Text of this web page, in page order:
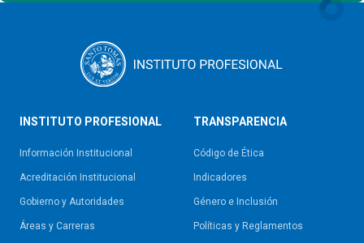
INSTITUTO PROFESIONAL
Información Institucional
Acreditación Institucional
Gobierno y Autoridades​
Áreas y Carreras
TRANSPARENCIA
Código de Ética
Indicadores
Género e Inclusión
Políticas y Reglamentos​